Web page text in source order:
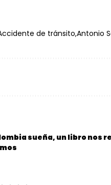
de tránsito Antonio
sueña, un libro nos